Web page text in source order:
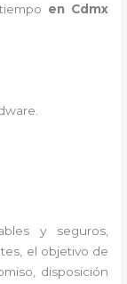
en Cdmx
y seguros,
el objetivo de
disposición